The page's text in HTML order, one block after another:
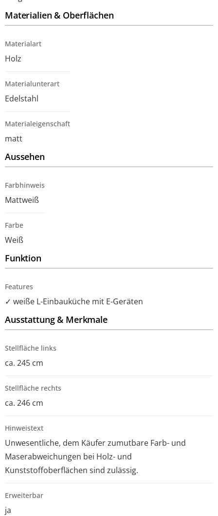
Materialien & Oberflächen
Materialart
Holz
Materialunterart
Edelstahl
Materialeigenschaft
matt
Aussehen
Farbhinweis
Mattweiß
Farbe
Weiß
Funktion
Features
✓ weiße L-Einbauküche mit E-Geräten
Ausstattung & Merkmale
Stellfläche links
ca. 245 cm
Stellfläche rechts
ca. 246 cm
Hinweistext
Unwesentliche, dem Käufer zumutbare Farb- und
Maserabweichungen bei Holz- und
Kunststoffoberflächen sind zulässig.
Erweiterbar
ja